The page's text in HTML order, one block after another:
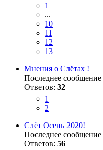
1
...
10
11
12
13
Мнения о Слётах !
Последнее сообщение
Ответов: 32
1
2
Слёт Осень 2020!
Последнее сообщение
Ответов: 56